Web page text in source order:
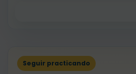
Seguir practicando